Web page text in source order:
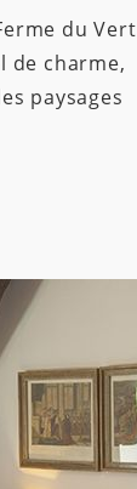
du Vert
de charme,
paysages